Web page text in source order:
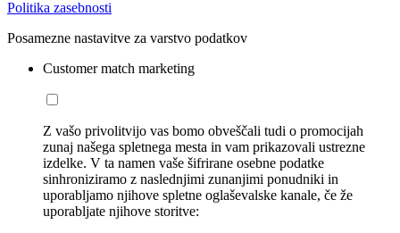
Politika zasebnosti
Posamezne nastavitve za varstvo podatkov
Customer match marketing
Z vašo privolitvijo vas bomo obveščali tudi o promocijah
zunaj našega spletnega mesta in vam prikazovali ustrezne
izdelke. V ta namen vaše šifrirane osebne podatke
sinhroniziramo z naslednjimi zunanjimi ponudniki in
uporabljamo njihove spletne oglaševalske kanale, če že
uporabljate njihove storitve: